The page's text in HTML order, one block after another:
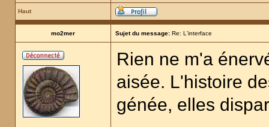
Haut
mo2mer Sujet du message: Re: L'interface
Rien ne m'a
aisée. L'histoire
génée, elles